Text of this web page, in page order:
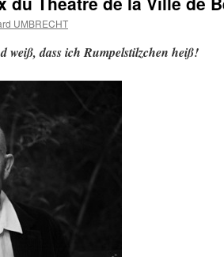
UMBRECHT
weiß, dass ich Rumpelstilzchen heiß!